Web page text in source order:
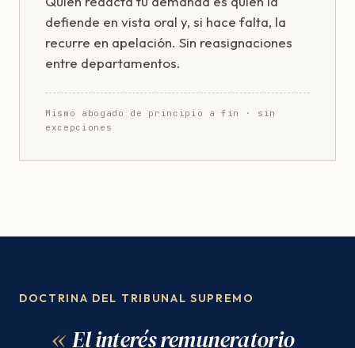
defiende en vista oral y, si hace falta, la
recurre en apelación. Sin reasignaciones
entre departamentos.
Mismo abogado de principio a fin · sin
excepciones
DOCTRINA DEL TRIBUNAL SUPREMO
El interés remuneratorio